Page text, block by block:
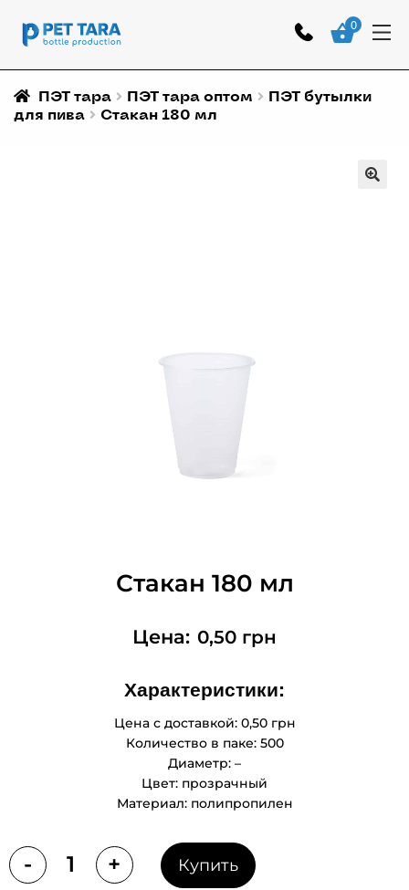
0
ПЭТ тара ПЭТ тара оптом
ПЭТ бутылки
для пива
Стакан 180 мл
Стакан 180 мл
0,50 грн
Характеристики:
Цена с доставкой: 0,50 грн
Количество в паке: 500
Диаметр: –
Цвет: прозрачный
Материал: полипропилен
Quantity
- + Купить